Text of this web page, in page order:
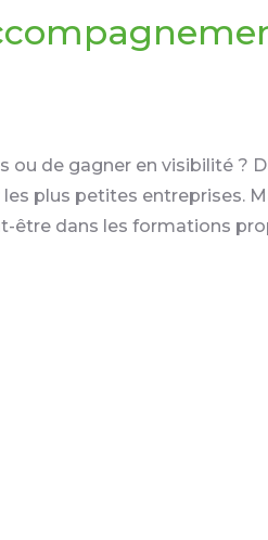
de gagner en visibilité ?
plus petites entreprises.
dans les formations